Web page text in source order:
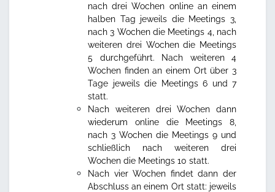
nach drei Wochen online an einem
halben Tag jeweils die Meetings 3,
nach 3 Wochen die Meetings 4, nach
weiteren drei Wochen die Meetings
5 durchgeführt. Nach weiteren 4
Wochen finden an einem Ort über 3
Tage jeweils die Meetings 6 und 7
statt.
Nach weiteren drei Wochen dann
wiederum online die Meetings 8,
nach 3 Wochen die Meetings 9 und
schließlich nach weiteren drei
Wochen die Meetings 10 statt.
Nach vier Wochen findet dann der
Abschluss an einem Ort statt: jeweils